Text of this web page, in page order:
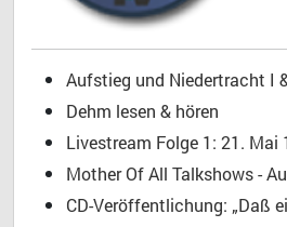
Aufstieg und Niedertracht I
Dehm lesen & hören
Livestream Folge 1: 21. Mai
Mother Of All Talkshows -
CD-Veröffentlichung: „Daß